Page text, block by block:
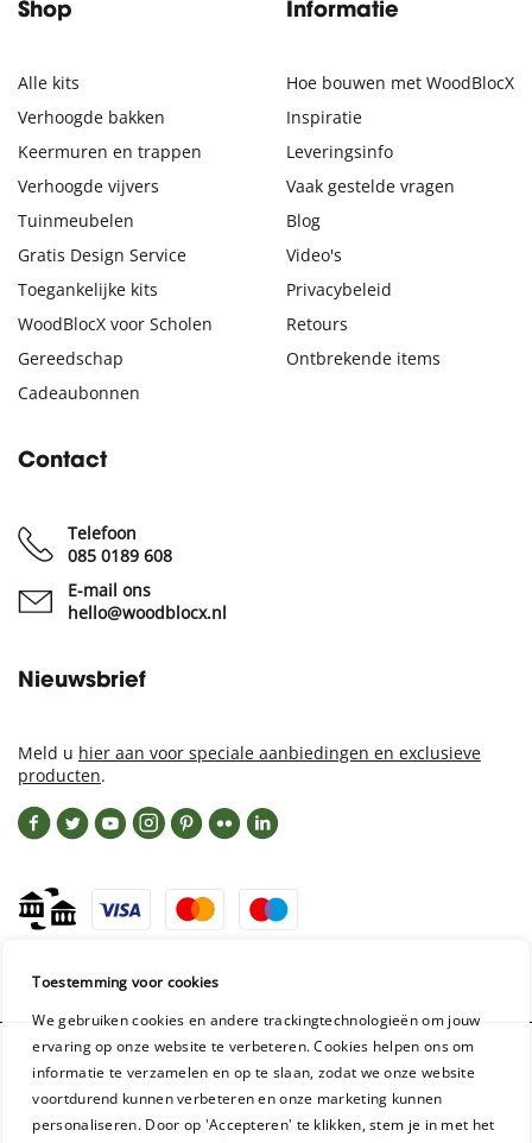
Shop
Alle kits
Verhoogde bakken
Keermuren en trappen
Verhoogde vijvers
Tuinmeubelen
Gratis Design Service
Toegankelijke kits
WoodBlocX voor Scholen
Gereedschap
Cadeaubonnen
Informatie
Hoe bouwen met WoodBlocX
Inspiratie
Leveringsinfo
Vaak gestelde vragen
Blog
Video's
Privacybeleid
Retours
Ontbrekende items
Contact
Telefoon
085 0189 608
E-mail ons
hello@woodblocx.nl
Nieuwsbrief
Meld u hier aan voor speciale aanbiedingen en exclusieve
producten.
WoodBlocX GmbH - Registration: Aschaffenburg HRB 16954
Toestemming voor cookies
We gebruiken cookies en andere trackingtechnologieën om jouw
ervaring op onze website te verbeteren. Cookies helpen ons om
informatie te verzamelen en op te slaan, zodat we onze website
voortdurend kunnen verbeteren en onze marketing kunnen
personaliseren. Door op 'Accepteren' te klikken, stem je in met het